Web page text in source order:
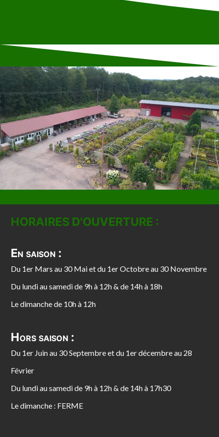
HORAIRES D'OUVERTURE :
En saison :
Du 1er Mars au 30 Mai et du 1er Octobre au 30 Novembre
Du lundi au samedi de 9h à 12h & de 14h à 18h
Le dimanche de 10h à 12h
Hors saison :
Du 1er Juin au 30 Septembre et du 1er décembre au 28
Février
Du lundi au samedi de 9h à 12h & de 14h à 17h30
Le dimanche : FERME